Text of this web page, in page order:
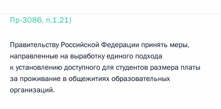
Пр-3086, п.1.21)
Правительству Российской Федерации принять меры,
направленные на выработку единого подхода
к установлению доступного для студентов размера платы
за проживание в общежитиях образовательных
организаций.